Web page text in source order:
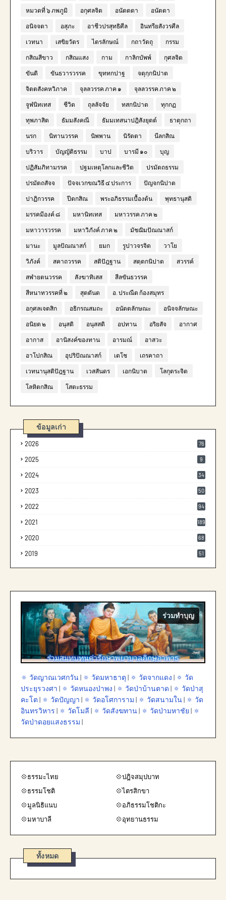
หมวดที่ ๖ ภพภูมิ อกุศลจิต อนัตตตา อนัตตา
อนิจจตา อสุภะ อาชีวปรสุทธิศีล อินทรียสังวรศีล
เวทนา เสขิยวัตร ไตรลักษณ์ กถาวัตถุ กรรม
กสิณสีขาว กสิณแสง กาม กาลิกบัพพ์ กุศลจิต
ขันติ ขันธวารวรรค ขุททกปาฐ จตุกฺกนิปาต
จิตตสังคหวิภาค จุลลวรรค ภาค ๑ จุลลวรรค ภาค ๒
จูฬนิทเทส ชีวิต ถุลลัจจัย ทสกนิปาต ทุกกฏ
ทุพภาสิต ธัมมสังคณี ธัมมเทสนาปฎิสังยุตต์ ธาตุกถา
นรก นิทานวรรค นิพพาน นิรัตตา นีลกสิณ
บริวาร บัญญัติธรรม บาป บารมี ๑๐ บุญ
ปฏิสัมภิทามรรค ปฐมเหตุโลกและชีวิต ปรมัตถธรรม
ปรมัตถสัจจ ปัจจเวกขณวิธี ๔ ประการ ปัญจกนิปาต
ปาฏิกวรรค ปีตกสิณ พระอภิธรรมเบื้องต้น พุทธานุสติ
มรรคมีองค์ ๘ มหานิทเทส มหาวรรค ภาค ๒
มหาวารวรรค มหาวิภังค์ ภาค ๒ มัชฌิมปัณณาสก์
มานะ มูลปัณณาสก์ ยมก รูปาวจรจิต วาโย
วิภังค์ สคาถวรรค สติปัฎฐาน สตฺตกนิปาต สวรรค์
สฬายตนวรรค สังฆาทิเสส สีลขันธวรรค
สีหนาทวรรคที่ ๒ สุตตันต อ. ประณีต ก้องสมุทร
อกุศลเจตสิก อธิกรณสมถะ อนัตตลักษณะ อนิจจลักษณะ
อนิยต ๒ อนุสติ อนุสสติ อปทาน อริยสัจ อากาศ
อากาส อานิสงค์ของทาน อารมณ์ อาสวะ
อาโปกสิณ อุปริปัณณาสก์ เตโช เถรคาถา
เวทนานุสติปัฎฐาน เวสสันดร เอกนิบาต โลกุตระจิต
โลหิตกสิณ โสตะธรรม
ข้อมูลเก่า
2026 76
2025 9
2024 34
2023 50
2022 94
2021 189
2020 68
2019 51
ร่วมทำบุญ
🔅 วัดญาณเวศกวัน| 🔅 วัดมหาธาตุ | 🔅 วัดจากแดง | 🔅 วัด
ประยุรวงศา | 🔅 วัดหนองป่าพง | 🔅 วัดป่าบ้านตาด | 🔅 วัดป่าสุ
คะโต | 🔅 วัดปัญญา | 🔅 วัดอโศการาม | 🔅 วัดสนามใน| 🔅 วัด
อินทรวิหาร | 🔅 วัดโมลี | 🔅 วัดสังฆทาน| 🔅 วัดป่ามหาชัย | 🔅
วัดป่าดอยแสงธรรม |
💠ธรรมะไทย
💠ปฎิจสมุปบาท
💠ธรรมโชติ
💠ไตรสิกขา
💠มูลนิธิแนบ
💠อภิธรรมโชติกะ
💠มหาบาลี
💠อุทยานธรรม
ทั้งหมด